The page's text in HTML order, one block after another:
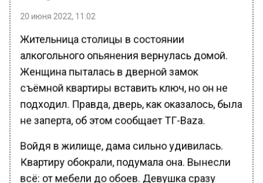
20 июня 2022, 11:02
Жительница столицы в состоянии
алкогольного опьянения вернулась домой.
Женщина пыталась в дверной замок
съёмной квартиры вставить ключ, но он не
подходил. Правда, дверь, как оказалось, была
не заперта, об этом сообщает ТГ-Baza.
Войдя в жилище, дама сильно удивилась.
Квартиру обокрали, подумала она. Вынесли
всё: от мебели до обоев. Девушка сразу